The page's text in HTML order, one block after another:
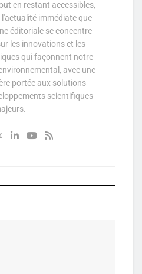
en restant accessibles,
immédiate que
éditoriale se concentre
les innovations et les
qui façonnent notre
avec une
portée aux solutions
scientifiques